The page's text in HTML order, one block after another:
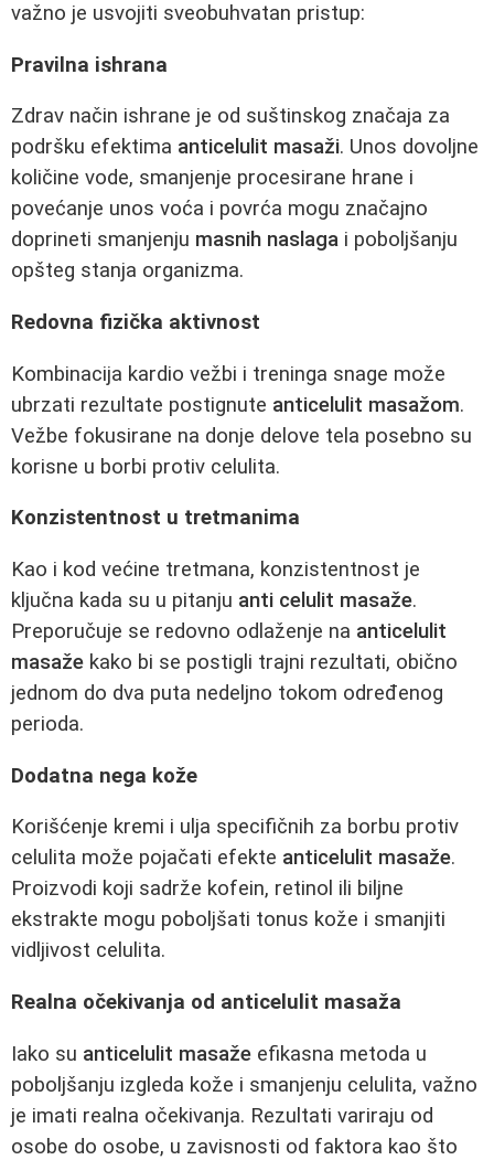
važno je usvojiti sveobuhvatan pristup:
Pravilna ishrana
Zdrav način ishrane je od suštinskog značaja za
podršku efektima anticelulit masaži. Unos dovoljne
količine vode, smanjenje procesirane hrane i
povećanje unos voća i povrća mogu značajno
doprineti smanjenju masnih naslaga i poboljšanju
opšteg stanja organizma.
Redovna fizička aktivnost
Kombinacija kardio vežbi i treninga snage može
ubrzati rezultate postignute anticelulit masažom.
Vežbe fokusirane na donje delove tela posebno su
korisne u borbi protiv celulita.
Konzistentnost u tretmanima
Kao i kod većine tretmana, konzistentnost je
ključna kada su u pitanju anti celulit masaže.
Preporučuje se redovno odlaženje na anticelulit
masaže kako bi se postigli trajni rezultati, obično
jednom do dva puta nedeljno tokom određenog
perioda.
Dodatna nega kože
Korišćenje kremi i ulja specifičnih za borbu protiv
celulita može pojačati efekte anticelulit masaže.
Proizvodi koji sadrže kofein, retinol ili biljne
ekstrakte mogu poboljšati tonus kože i smanjiti
vidljivost celulita.
Realna očekivanja od anticelulit masaža
Iako su anticelulit masaže efikasna metoda u
poboljšanju izgleda kože i smanjenju celulita, važno
je imati realna očekivanja. Rezultati variraju od
osobe do osobe, u zavisnosti od faktora kao što